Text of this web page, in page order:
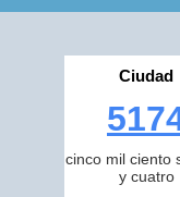
Ciudad
cinco mil ciento
y cuatro